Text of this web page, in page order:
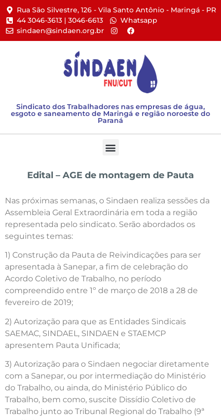
Rua São Silvestre, 126 - Vila Santo Antônio - Maringá - PR​
44 3046-3613 | 3046-6613​
Whatsapp
sindaen@sindaen.org.br
Sindicato dos Trabalhadores nas empresas de água,
esgoto e saneamento de Maringá e região noroeste do
Paraná
Edital – AGE de montagem de Pauta
Nas próximas semanas, o Sindaen realiza sessões da
Assembleia Geral Extraordinária em toda a região
representada pelo sindicato. Serão abordados os
seguintes temas:
1) Construção da Pauta de Reivindicações para ser
apresentada à Sanepar, a fim de celebração do
Acordo Coletivo de Trabalho, no período
compreendido entre 1º de março de 2018 a 28 de
fevereiro de 2019;
2) Autorização para que as Entidades Sindicais
SAEMAC, SINDAEL, SINDAEN e STAEMCP
apresentem Pauta Unificada;
3) Autorização para o Sindaen negociar diretamente
com a Sanepar, ou por intermediação do Ministério
do Trabalho, ou ainda, do Ministério Público do
Trabalho, bem como, suscite Dissídio Coletivo de
Trabalho junto ao Tribunal Regional do Trabalho (9ª